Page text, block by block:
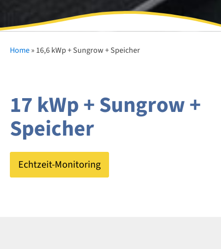
Home» 16,6 kWp + Sungrow + Speicher
17 kWp + Sungrow +
Speicher
Echtzeit-Monitoring